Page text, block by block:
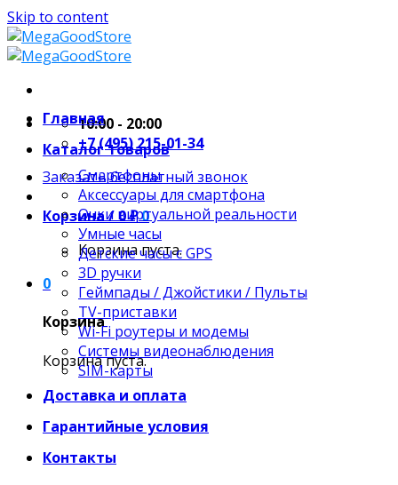
Skip to content
10:00 - 20:00
+7 (495) 215-01-34
Заказать бесплатный звонок
Корзина /0₽0
Корзина пуста.
0
Корзина
Корзина пуста.
Главная
Каталог товаров
Смартфоны
Аксессуары для смартфона
Очки виртуальной реальности
Умные часы
Детские часы с GPS
3D ручки
Геймпады / Джойстики / Пульты
TV-приставки
Wi-Fi роутеры и модемы
Системы видеонаблюдения
SIM-карты
Доставка и оплата
Гарантийные условия
Контакты